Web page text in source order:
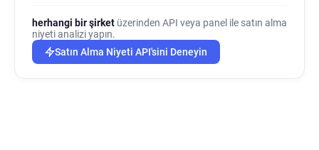
herhangi bir şirket üzerinden API veya panel ile satın alma
niyeti analizi yapın.
Satın Alma Niyeti API'sini Deneyin